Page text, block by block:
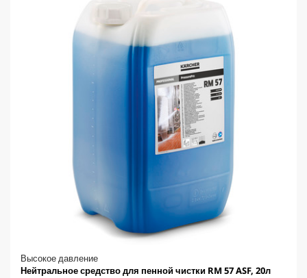
Высокое давление
Нейтральное средство для пенной чистки RM 57 ASF, 20л